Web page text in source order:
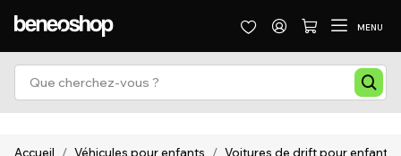
MENU
Accueil / Véhicules pour enfants / Voitures de drift pour enfants